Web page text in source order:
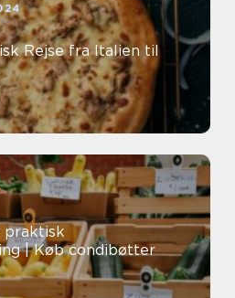
Rejse fra Italien til
praktisk
| Køb condibøtter